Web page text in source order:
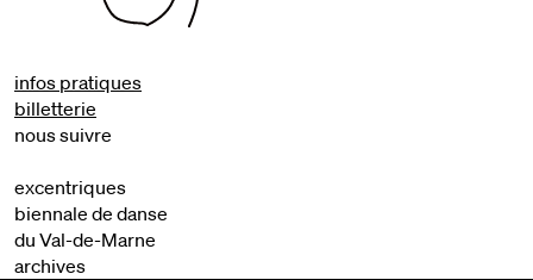
infos pratiques
billetterie
nous suivre
excentriques
biennale de danse
du Val-de-Marne
archives